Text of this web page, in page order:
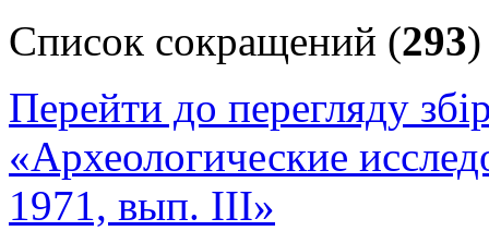
Список сокращений (293)
Перейти до перегляду
«Археологические
1971, вып. ІІІ»